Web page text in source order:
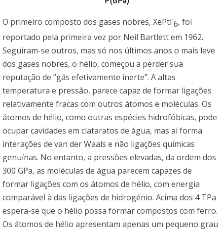
O primeiro composto dos gases nobres, XePtF6, foi
reportado pela primeira vez por Neil Bartlett em 1962.
Seguiram-se outros, mas só nos últimos anos o mais leve
dos gases nobres, o hélio, começou a perder sua
reputação de “gás efetivamente inerte”. A altas
temperatura e pressão, parece capaz de formar ligações
relativamente fracas com outros átomos e moléculas. Os
átomos de hélio, como outras espécies hidrofóbicas, pode
ocupar cavidades em clataratos de água, mas aí forma
interações de van der Waals e não ligações químicas
genuínas. No entanto, a pressões elevadas, da ordem dos
300 GPa, as moléculas de água parecem capazes de
formar ligações com os átomos de hélio, com energia
comparável à das ligações de hidrogénio. Acima dos 4 TPa
espera-se que o hélio possa formar compostos com ferro.
Os átomos de hélio apresentam apenas um pequeno grau